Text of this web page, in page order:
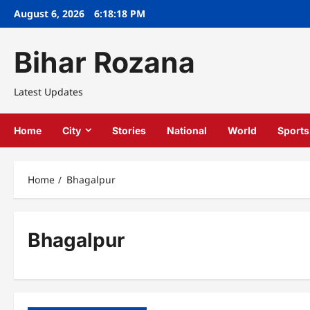
SkipAugust 6, 2026 6:18:18 PM
Bihar Rozana
Latest Updates
Home City Stories National World Sports
Home Bhagalpur
Bhagalpur